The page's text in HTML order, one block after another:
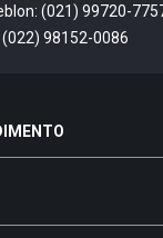
(021) 99720-
98152-0086